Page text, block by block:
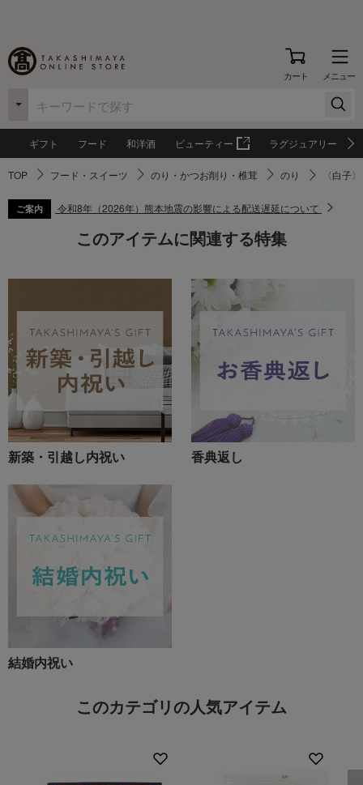
カート メニュー
ギフト フード 和洋酒 ビューティー ラグジュアリー
TOP フード・スイーツ のり・かつお削り・椎茸 のり 〈白子
ご案内 令和8年（2026年）熊本地震の影響による配送遅延について
このアイテムに関連する特集
新築・引越し内祝い 香典返し
結婚内祝い
このカテゴリの人気アイテム